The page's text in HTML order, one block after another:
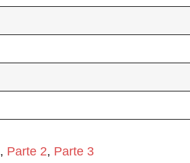
, Parte 2, Parte 3